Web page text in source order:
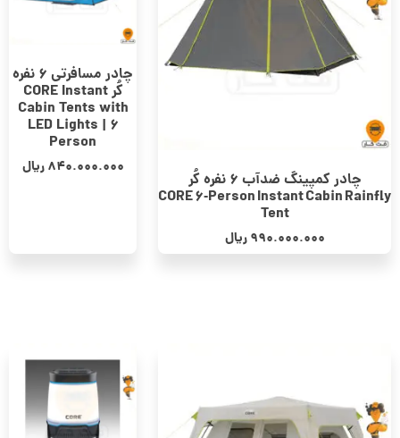
چادر کمپینگ ضدآب 6 نفره کُر
CORE 6‑Person Instant Cabin Rainfly
Tent
990.000.000 ریال
چادر مسافرتی 6 نفره
کُر CORE Instant
Cabin Tents with
LED Lights | 6
Person
840.000.000 ریال